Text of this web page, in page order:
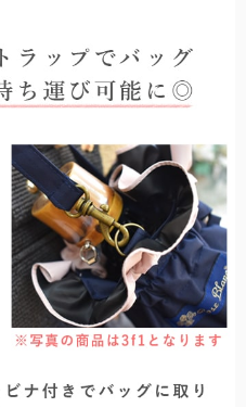
開閉
ゴダ
可愛らしい印象のシルエット。
イザー
遮光する、バイザータイプの遮光
袋
現した100%遮光手袋。
テン
カーテン。
ト手袋
ルサングラス
雑貨。